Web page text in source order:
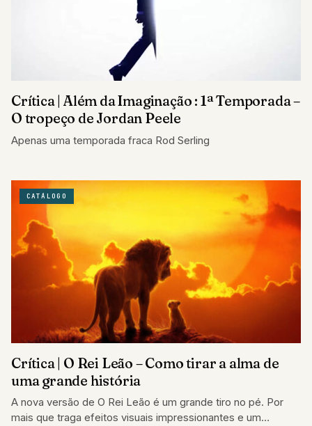
Crítica | Além da Imaginação : 1ª Temporada –
O tropeço de Jordan Peele
Apenas uma temporada fraca Rod Serling
CATÁLOGO
Crítica | O Rei Leão – Como tirar a alma de
uma grande história
A nova versão de O Rei Leão é um grande tiro no pé. Por
mais que traga efeitos visuais impressionantes e um…